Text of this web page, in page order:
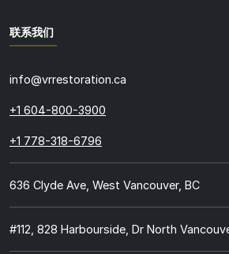
联系我们
info@vrrestoration.ca
+1 604-800-3900
+1 778-318-6796
636 Clyde Ave, West Vancouver, BC
#112, 828 Harbourside, Dr North